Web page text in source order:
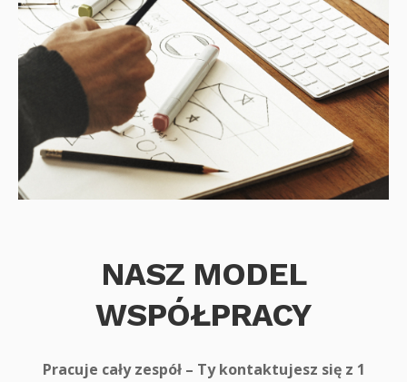
NASZ MODEL
WSPÓŁPRACY
Pracuje cały zespół – Ty kontaktujesz się z 1